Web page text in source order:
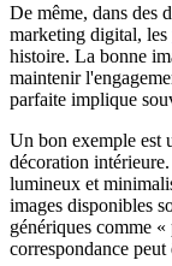
De même, dans des
marketing digital, les
histoire. La bonne
maintenir
parfaite implique
Un bon exemple est
décoration
lumineux et
images disponibles
génériques comme
correspondance peut